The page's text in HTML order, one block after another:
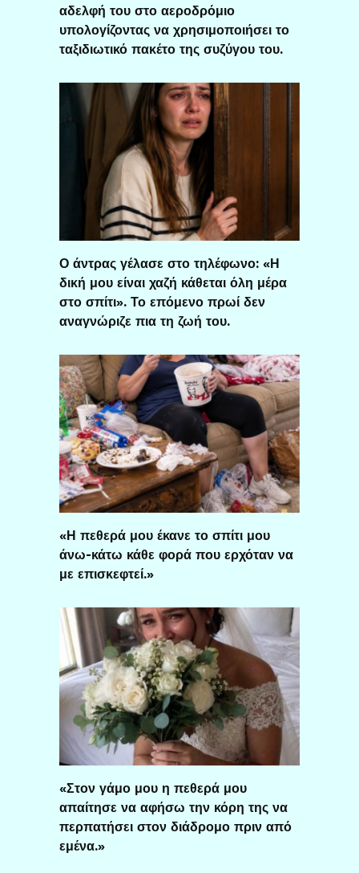
αδελφή του στο αεροδρόμιο
υπολογίζοντας να χρησιμοποιήσει το
ταξιδιωτικό πακέτο της συζύγου του.
Ο άντρας γέλασε στο τηλέφωνο: «Η
δική μου είναι χαζή κάθεται όλη μέρα
στο σπίτι». Το επόμενο πρωί δεν
αναγνώριζε πια τη ζωή του.
«Η πεθερά μου έκανε το σπίτι μου
άνω-κάτω κάθε φορά που ερχόταν να
με επισκεφτεί.»
«Στον γάμο μου η πεθερά μου
απαίτησε να αφήσω την κόρη της να
περπατήσει στον διάδρομο πριν από
εμένα.»